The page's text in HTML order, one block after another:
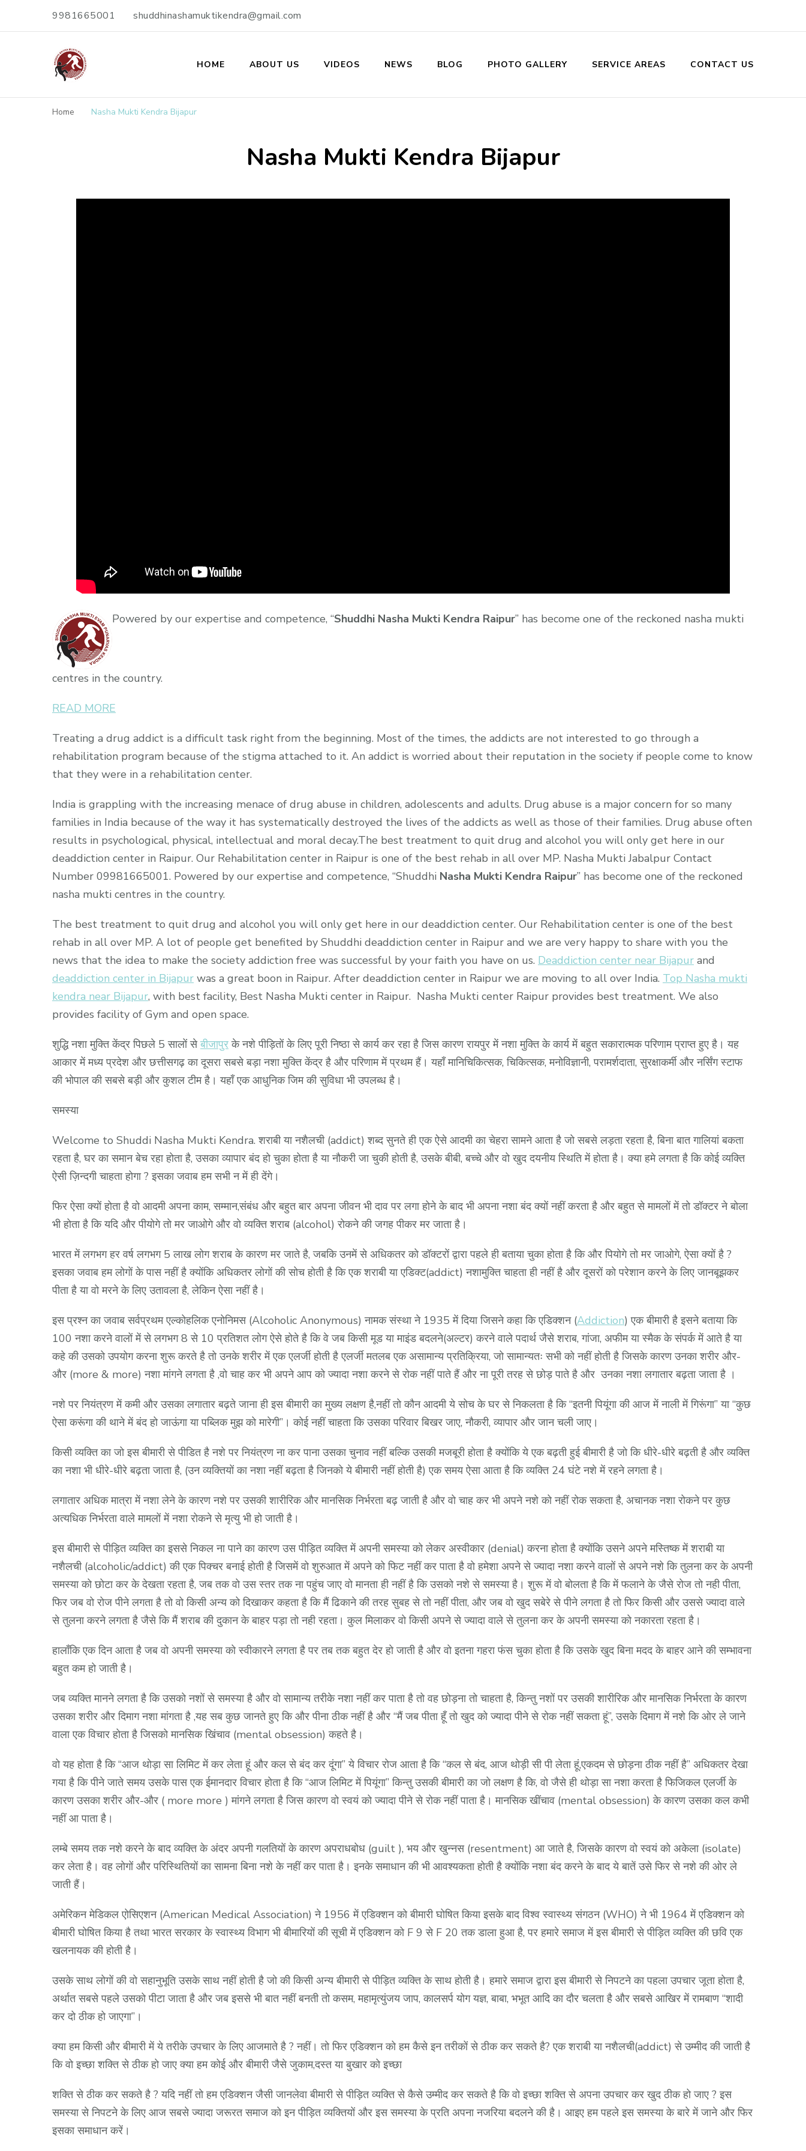
9981665001 shuddhinashamuktikendra@gmail.com
Shuddhi Nasha Mukti Kendra
HOME ABOUT US VIDEOS NEWS BLOG PHOTO GALLERY SERVICE AREAS CONTACT US
Home Nasha Mukti Kendra Bijapur
Nasha Mukti Kendra Bijapur
Powered by our expertise and competence, “Shuddhi Nasha Mukti Kendra Raipur” has become one of the reckoned nasha mukti
centres in the country.
READ MORE
Treating a drug addict is a difficult task right from the beginning. Most of the times, the addicts are not interested to go through a
rehabilitation program because of the stigma attached to it. An addict is worried about their reputation in the society if people come to know
that they were in a rehabilitation center.
India is grappling with the increasing menace of drug abuse in children, adolescents and adults. Drug abuse is a major concern for so many
families in India because of the way it has systematically destroyed the lives of the addicts as well as those of their families. Drug abuse often
results in psychological, physical, intellectual and moral decay.The best treatment to quit drug and alcohol you will only get here in our
deaddiction center in Raipur. Our Rehabilitation center in Raipur is one of the best rehab in all over MP. Nasha Mukti Jabalpur Contact
Number 09981665001. Powered by our expertise and competence, “Shuddhi Nasha Mukti Kendra Raipur” has become one of the reckoned
nasha mukti centres in the country.
The best treatment to quit drug and alcohol you will only get here in our deaddiction center. Our Rehabilitation center is one of the best
rehab in all over MP. A lot of people get benefited by Shuddhi deaddiction center in Raipur and we are very happy to share with you the
news that the idea to make the society addiction free was successful by your faith you have on us. Deaddiction center near Bijapur and
deaddiction center in Bijapur was a great boon in Raipur. After deaddiction center in Raipur we are moving to all over India. Top Nasha mukti
kendra near Bijapur, with best facility, Best Nasha Mukti center in Raipur. Nasha Mukti center Raipur provides best treatment. We also
provides facility of Gym and open space.
शुद्धि नशा मुक्ति केंद्र पिछले 5 सालों सेबीजापुरके नशे पीड़ितों के लिए पूरी निष्ठा से कार्य कर रहा है जिस कारण रायपुर में नशा मुक्ति के कार्य में बहुत सकारात्मक परिणाम प्राप्त हुए है। यह
आकार में मध्य प्रदेश और छत्तीसगढ़ का दूसरा सबसे बड़ा नशा मुक्ति केंद्र है और परिणाम में प्रथम हैं। यहाँ मानिचिकित्सक, चिकित्सक, मनोविज्ञानी, परामर्शदाता, सुरक्षाकर्मी और नर्सिंग स्टाफ
की भोपाल की सबसे बड़ी और कुशल टीम है। यहाँ एक आधुनिक जिम की सुविधा भी उपलब्ध है।
समस्या
Welcome to Shuddi Nasha Mukti Kendra. शराबी या नशैलची (addict) शब्द सुनते ही एक ऐसे आदमी का चेहरा सामने आता है जो सबसे लड़ता रहता है, बिना बात गालियां बकता
रहता है, घर का समान बेच रहा होता है, उसका व्यापार बंद हो चुका होता है या नौकरी जा चुकी होती है, उसके बीबी, बच्चे और वो खुद दयनीय स्थिति में होता है। क्या हमे लगता है कि कोई व्यक्ति
ऐसी ज़िन्दगी चाहता होगा ? इसका जवाब हम सभी न में ही देंगे।
फिर ऐसा क्यों होता है वो आदमी अपना काम, सम्मान,संबंध और बहुत बार अपना जीवन भी दाव पर लगा होने के बाद भी अपना नशा बंद क्यों नहीं करता है और बहुत से मामलों में तो डॉक्टर ने बोला
भी होता है कि यदि और पीयोगे तो मर जाओगे और वो व्यक्ति शराब (alcohol) रोकने की जगह पीकर मर जाता है।
भारत में लगभग हर वर्ष लगभग 5 लाख लोग शराब के कारण मर जाते है, जबकि उनमें से अधिकतर को डॉक्टरों द्वारा पहले ही बताया चुका होता है कि और पियोगे तो मर जाओगे, ऐसा क्यों है ?
इसका जवाब हम लोगों के पास नहीं है क्योंकि अधिकतर लोगों की सोच होती है कि एक शराबी या एडिक्ट(addict) नशामुक्ति चाहता ही नहीं है और दूसरों को परेशान करने के लिए जानबूझकर
पीता है या वो मरने के लिए उतावला है, लेकिन ऐसा नहीं है।
इस प्रश्न का जवाब सर्वप्रथम एल्कोहलिक एनोनिमस (Alcoholic Anonymous) नामक संस्था ने 1935 में दिया जिसने कहा कि एडिक्शन (Addiction) एक बीमारी है इसने बताया कि
100 नशा करने वालों में से लगभग 8 से 10 प्रतिशत लोग ऐसे होते है कि वे जब किसी मूड या माइंड बदलने(अल्टर) करने वाले पदार्थ जैसे शराब, गांजा, अफीम या स्मैक के संपर्क में आते है या
कहे की उसको उपयोग करना शुरू करते है तो उनके शरीर में एक एलर्जी होती है एलर्जी मतलब एक असामान्य प्रतिक्रिया, जो सामान्यतः सभी को नहीं होती है जिसके कारण उनका शरीर और-
और (more & more) नशा मांगने लगता है ,वो चाह कर भी अपने आप को ज्यादा नशा करने से रोक नहीं पाते हैं और ना पूरी तरह से छोड़ पाते है और उनका नशा लगातार बढ़ता जाता है ।
नशे पर नियंत्रण में कमी और उसका लगातार बढ़ते जाना ही इस बीमारी का मुख्य लक्षण है,नहीं तो कौन आदमी ये सोच के घर से निकलता है कि “इतनी पियूंगा की आज में नाली में गिरूंगा” या “कुछ
ऐसा करूंगा की थाने में बंद हो जाऊंगा या पब्लिक मुझ को मारेगी”। कोई नहीं चाहता कि उसका परिवार बिखर जाए, नौकरी, व्यापार और जान चली जाए।
किसी व्यक्ति का जो इस बीमारी से पीडित है नशे पर नियंत्रण ना कर पाना उसका चुनाव नहीं बल्कि उसकी मजबूरी होता है क्योंकि ये एक बढ़ती हुई बीमारी है जो कि धीरे-धीरे बढ़ती है और व्यक्ति
का नशा भी धीरे-धीरे बढ़ता जाता है, (उन व्यक्तियों का नशा नहीं बढ़ता है जिनको ये बीमारी नहीं होती है) एक समय ऐसा आता है कि व्यक्ति 24 घंटे नशे में रहने लगता है।
लगातार अधिक मात्रा में नशा लेने के कारण नशे पर उसकी शारीरिक और मानसिक निर्भरता बढ़ जाती है और वो चाह कर भी अपने नशे को नहीं रोक सकता है, अचानक नशा रोकने पर कुछ
अत्यधिक निर्भरता वाले मामलों में नशा रोकने से मृत्यु भी हो जाती है।
इस बीमारी से पीड़ित व्यक्ति का इससे निकल ना पाने का कारण उस पीड़ित व्यक्ति में अपनी समस्या को लेकर अस्वीकार (denial) करना होता है क्योंकि उसने अपने मस्तिष्क में शराबी या
नशैलची (alcoholic/addict) की एक पिक्चर बनाई होती है जिसमें वो शुरुआत में अपने को फिट नहीं कर पाता है वो हमेशा अपने से ज्यादा नशा करने वालों से अपने नशे कि तुलना कर के अपनी
समस्या को छोटा कर के देखता रहता है, जब तक वो उस स्तर तक ना पहुंच जाए वो मानता ही नहीं है कि उसको नशे से समस्या है। शुरू में वो बोलता है कि में फलाने के जैसे रोज तो नही पीता,
फिर जब वो रोज पीने लगता है तो वो किसी अन्य को दिखाकर कहता है कि मैं ढिकाने की तरह सुबह से तो नहीं पीता, और जब वो खुद सबेरे से पीने लगता है तो फिर किसी और उससे ज्यादा वाले
से तुलना करने लगता है जैसे कि मैं शराब की दुकान के बाहर पड़ा तो नही रहता। कुल मिलाकर वो किसी अपने से ज्यादा वाले से तुलना कर के अपनी समस्या को नकारता रहता है।
हालाँकि एक दिन आता है जब वो अपनी समस्या को स्वीकारने लगता है पर तब तक बहुत देर हो जाती है और वो इतना गहरा फंस चुका होता है कि उसके खुद बिना मदद के बाहर आने की सम्भावना
बहुत कम हो जाती है।
जब व्यक्ति मानने लगता है कि उसको नशों से समस्या है और वो सामान्य तरीके नशा नहीं कर पाता है तो वह छोड़ना तो चाहता है, किन्तु नशों पर उसकी शारीरिक और मानसिक निर्भरता के कारण
उसका शरीर और दिमाग नशा मांगता है ,यह सब कुछ जानते हुए कि और पीना ठीक नहीं है और “मैं जब पीता हूँ तो खुद को ज्यादा पीने से रोक नहीं सकता हूं”, उसके दिमाग में नशे कि ओर ले जाने
वाला एक विचार होता है जिसको मानसिक खिंचाव (mental obsession) कहते है।
वो यह होता है कि “आज थोड़ा सा लिमिट में कर लेता हूं और कल से बंद कर दूंगा” ये विचार रोज आता है कि “कल से बंद, आज थोड़ी सी पी लेता हूं,एकदम से छोड़ना ठीक नहीं है” अधिकतर देखा
गया है कि पीने जाते समय उसके पास एक ईमानदार विचार होता है कि “आज लिमिट में पियूंगा” किन्तु उसकी बीमारी का जो लक्षण है कि, वो जैसे ही थोड़ा सा नशा करता है फिजिकल एलर्जी के
कारण उसका शरीर और-और ( more more ) मांगने लगता है जिस कारण वो स्वयं को ज्यादा पीने से रोक नहीं पाता है। मानसिक खींचाव (mental obsession) के कारण उसका कल कभी
नहीं आ पाता है।
लम्बे समय तक नशे करने के बाद व्यक्ति के अंदर अपनी गलतियों के कारण अपराधबोध (guilt ), भय और खुन्नस (resentment) आ जाते है, जिसके कारण वो स्वयं को अकेला (isolate)
कर लेता है। वह लोगों और परिस्थितियों का सामना बिना नशे के नहीं कर पाता है। इनके समाधान की भी आवश्यकता होती है क्योंकि नशा बंद करने के बाद ये बातें उसे फिर से नशे की ओर ले
जाती हैं।
अमेरिकन मेडिकल एोसिएशन (American Medical Association) ने 1956 में एडिक्शन को बीमारी घोषित किया इसके बाद विश्व स्वास्थ्य संगठन (WHO) ने भी 1964 में एडिक्शन को
बीमारी घोषित किया है तथा भारत सरकार के स्वास्थ्य विभाग भी बीमारियों की सूची में एडिक्शन को F 9 से F 20 तक डाला हुआ है, पर हमारे समाज में इस बीमारी से पीड़ित व्यक्ति की छवि एक
खलनायक की होती है।
उसके साथ लोगों की वो सहानुभूति उसके साथ नहीं होती है जो की किसी अन्य बीमारी से पीड़ित व्यक्ति के साथ होती है। हमारे समाज द्वारा इस बीमारी से निपटने का पहला उपचार जूता होता है,
अर्थात सबसे पहले उसको पीटा जाता है और जब इससे भी बात नहीं बनती तो कसम, महामृत्युंजय जाप, कालसर्प योग यज्ञ, बाबा, भभूत आदि का दौर चलता है और सबसे आखिर में रामबाण “शादी
कर दो ठीक हो जाएगा”।
क्या हम किसी और बीमारी में ये तरीके उपचार के लिए आजमाते है ? नहीं। तो फिर एडिक्शन को हम कैसे इन तरीकों से ठीक कर सकते है? एक शराबी या नशैलची(addict) से उम्मीद की जाती है
कि वो इच्छा शक्ति से ठीक हो जाए क्या हम कोई और बीमारी जैसे जुकाम,दस्त या बुखार को इच्छा
शक्ति से ठीक कर सकते है ? यदि नहीं तो हम एडिक्शन जैसी जानलेवा बीमारी से पीड़ित व्यक्ति से कैसे उम्मीद कर सकते है कि वो इच्छा शक्ति से अपना उपचार कर खुद ठीक हो जाए ? इस
समस्या से निपटने के लिए आज सबसे ज्यादा जरूरत समाज को इन पीड़ित व्यक्तियों और इस समस्या के प्रति अपना नजरिया बदलने की है। आइए हम पहले इस समस्या के बारे में जाने और फिर
इसका समाधान करें।